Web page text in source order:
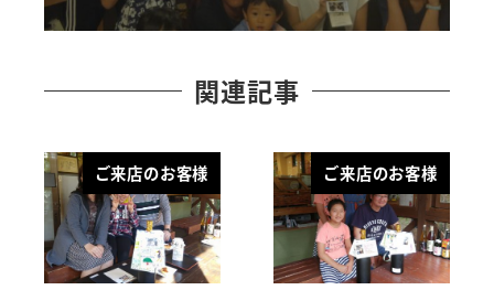
関連記事
ご来店のお客様 ご来店のお客様